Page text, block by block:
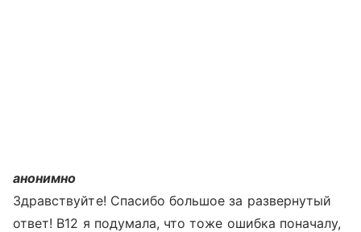
анонимно
Здравствуйте! Спасибо большое за развернутый
ответ! B12 я подумала, что тоже ошибка поначалу,